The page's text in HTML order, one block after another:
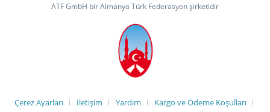
ATF GmbH bir Almanya Türk Federasyon şirketidir
Çerez Ayarları İletişim Yardım Kargo ve Ödeme Koşulları